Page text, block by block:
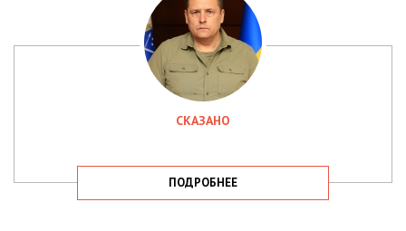
СКАЗАНО
ПОДРОБНЕЕ